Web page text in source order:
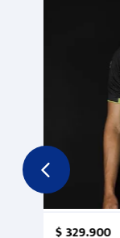
$329.900